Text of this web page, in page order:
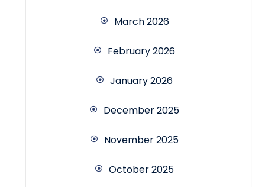
March 2026
February 2026
January 2026
December 2025
November 2025
October 2025